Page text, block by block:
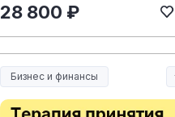
28 800 ₽
Бизнес и финансы